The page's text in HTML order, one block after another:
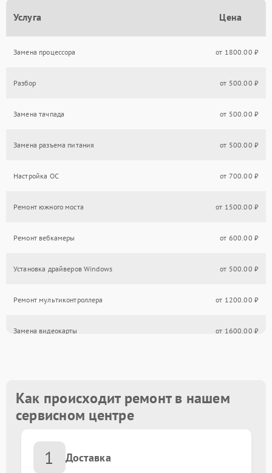
Услуга Цена
Замена процессора от 1800.00 ₽
Разбор от 500.00 ₽
Замена тачпада от 500.00 ₽
Замена разъема питания от 500.00 ₽
Настройка ОС от 700.00 ₽
Ремонт южного моста от 1500.00 ₽
Ремонт вебкамеры от 600.00 ₽
Установка драйверов Windows от 500.00 ₽
Ремонт мультиконтроллера от 1200.00 ₽
Замена видеокарты от 1600.00 ₽
Замена северного моста
Замена Wi-Fi
Ремонт цепи питания
Как происходит ремонт в нашем
сервисном центре
1 Доставка